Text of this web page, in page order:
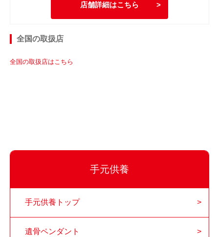
店舗詳細はこちら
全国の取扱店
全国の取扱店はこちら
手元供養
手元供養トップ
遺骨ペンダント